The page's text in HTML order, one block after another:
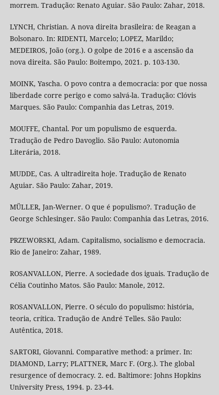
morrem. Tradução: Renato Aguiar. São Paulo: Zahar, 2018.
LYNCH, Christian. A nova direita brasileira: de Reagan a
Bolsonaro. In: RIDENTI, Marcelo; LOPEZ, Marildo;
MEDEIROS, João (org.). O golpe de 2016 e a ascensão da
nova direita. São Paulo: Boitempo, 2021. p. 103-130.
MOINK, Yascha. O povo contra a democracia: por que nossa
liberdade corre perigo e como salvá-la. Tradução: Clóvis
Marques. São Paulo: Companhia das Letras, 2019.
MOUFFE, Chantal. Por um populismo de esquerda.
Tradução de Pedro Davoglio. São Paulo: Autonomia
Literária, 2018.
MUDDE, Cas. A ultradireita hoje. Tradução de Renato
Aguiar. São Paulo: Zahar, 2019.
MÜLLER, Jan-Werner. O que é populismo?. Tradução de
George Schlesinger. São Paulo: Companhia das Letras, 2016.
PRZEWORSKI, Adam. Capitalismo, socialismo e democracia.
Rio de Janeiro: Zahar, 1989.
ROSANVALLON, Pierre. A sociedade dos iguais. Tradução de
Célia Coutinho Matos. São Paulo: Manole, 2012.
ROSANVALLON, Pierre. O século do populismo: história,
teoria, crítica. Tradução de André Telles. São Paulo:
Autêntica, 2018.
SARTORI, Giovanni. Comparative method: a primer. In:
DIAMOND, Larry; PLATTNER, Marc F. (Org.). The global
resurgence of democracy. 2. ed. Baltimore: Johns Hopkins
University Press, 1994. p. 23-44.